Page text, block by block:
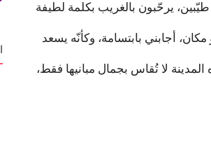
يرحّبون بالغريب بكلمة لطيفة
أجابني بابتسامة، وكأنّه يسعد
لا تُقاس بجمال مبانيها فقط،